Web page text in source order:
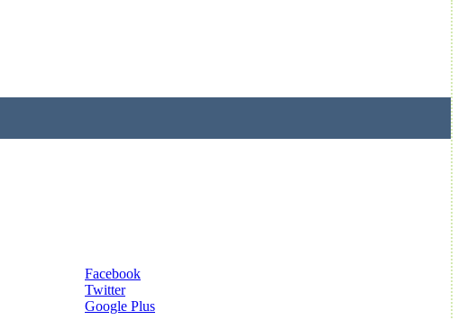
Facebook
Twitter
Google Plus